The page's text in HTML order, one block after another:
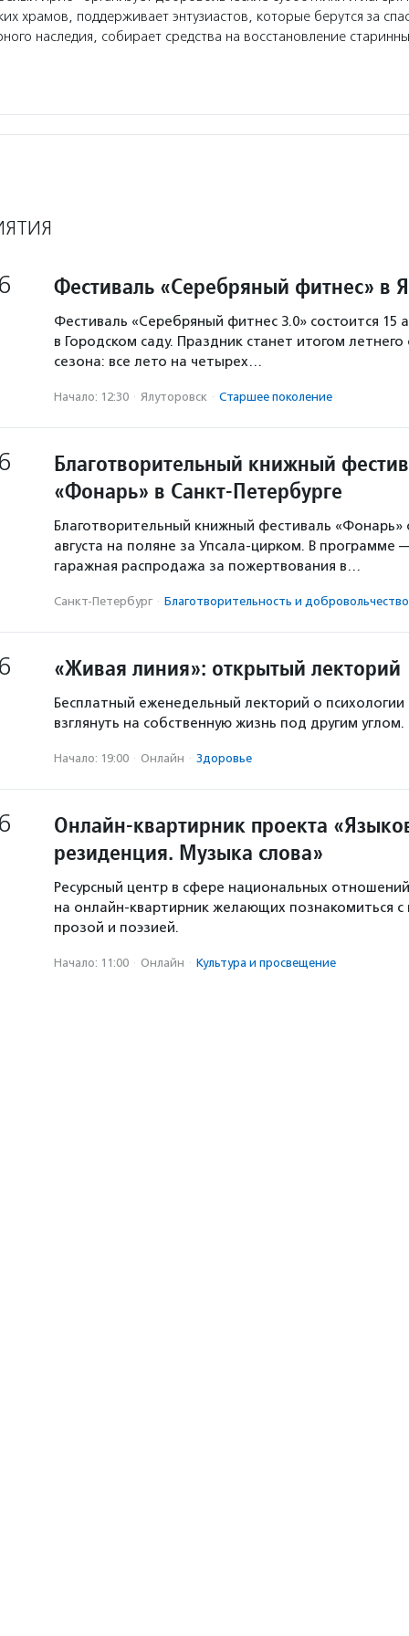
храмов, поддерживает энтузиастов, которые берутся за
наследия, собирает средства на восстановление
Фестиваль «Серебряный фитнес» в
Фестиваль «Серебряный фитнес 3.0» состоится 15
в Городском саду. Праздник станет итогом летнего
сезона: все лето на четырех…
Начало: 12:30 · Ялуторовск · Старшее поколение
Благотворительный книжный
«Фонарь» в Санкт-Петербурге
Благотворительный книжный фестиваль «Фонарь»
августа на поляне за Упсала-цирком. В программе
гаражная распродажа за пожертвования в…
Санкт-Петербург · Благотвори­тель­ность и доброволь­чест­во
«Живая линия»: открытый лекторий
Бесплатный еженедельный лекторий о
взглянуть на собственную жизнь под другим углом.
Начало: 19:00 · Онлайн · Здоровье
Онлайн-квартирник проекта
резиденция. Музыка слова»
Ресурсный центр в сфере национальных
на онлайн-квартирник желающих познакомиться
прозой и поэзией.
Начало: 11:00 · Онлайн · Культура и просвещение